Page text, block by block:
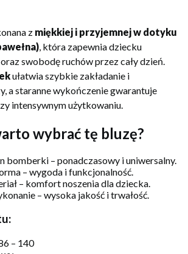
z miękkiej i przyjemnej w dotyku
, która zapewnia dziecku
swobodę ruchów przez cały dzień.
ułatwia szybkie zakładanie i
a staranne wykończenie gwarantuje
intensywnym użytkowaniu.
wybrać tę bluzę?
bomberki – ponadczasowy i uniwersalny.
– wygoda i funkcjonalność.
– komfort noszenia dla dziecka.
– wysoka jakość i trwałość.
– 140